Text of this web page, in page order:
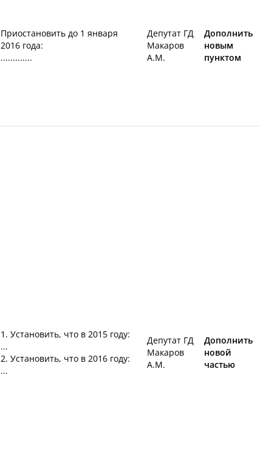
Приостановить до 1 января
2016 года:
.............
Депутат ГД
Макаров
А.М.
Дополнить
новым
пунктом
1. Установить, что в 2015 году:
...
2. Установить, что в 2016 году:
...
Депутат ГД
Макаров
А.М.
Дополнить
новой
частью